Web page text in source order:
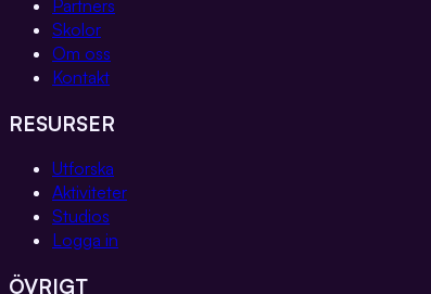
Partners
Skolor
Om oss
Kontakt
RESURSER
Utforska
Aktiviteter
Studios
Logga in
ÖVRIGT